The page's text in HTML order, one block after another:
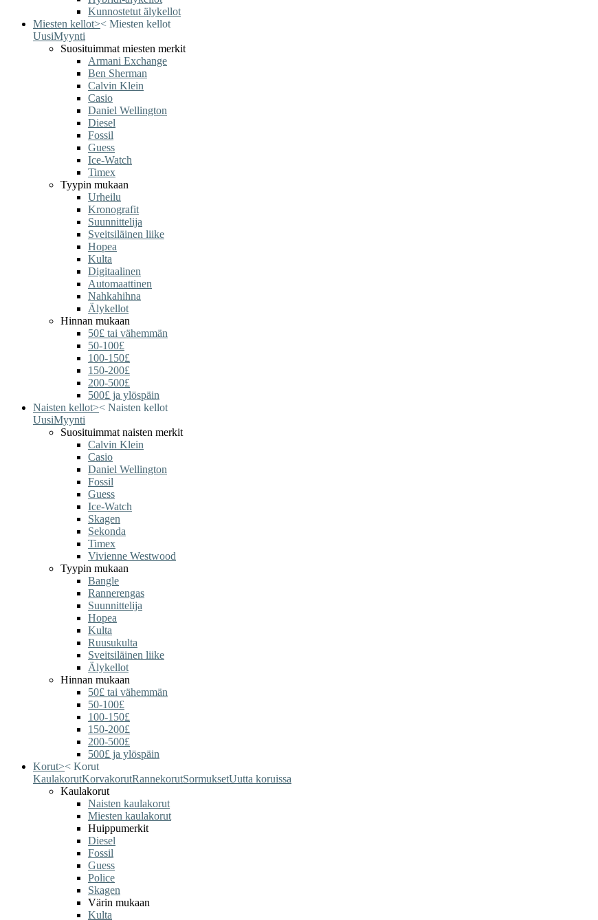
Kunnostetut älykellot
Miesten kellot>< Miesten kellot
UusiMyynti
Suosituimmat miesten merkit
Armani Exchange
Ben Sherman
Calvin Klein
Casio
Daniel Wellington
Diesel
Fossil
Guess
Ice-Watch
Timex
Tyypin mukaan
Urheilu
Kronografit
Suunnittelija
Sveitsiläinen liike
Hopea
Kulta
Digitaalinen
Automaattinen
Nahkahihna
Älykellot
Hinnan mukaan
50£ tai vähemmän
50-100£
100-150£
150-200£
200-500£
500£ ja ylöspäin
Naisten kellot>< Naisten kellot
UusiMyynti
Suosituimmat naisten merkit
Calvin Klein
Casio
Daniel Wellington
Fossil
Guess
Ice-Watch
Skagen
Sekonda
Timex
Vivienne Westwood
Tyypin mukaan
Bangle
Rannerengas
Suunnittelija
Hopea
Kulta
Ruusukulta
Sveitsiläinen liike
Älykellot
Hinnan mukaan
50£ tai vähemmän
50-100£
100-150£
150-200£
200-500£
500£ ja ylöspäin
Korut>< Korut
KaulakorutKorvakorutRannekorutSormuksetUutta koruissa
Kaulakorut
Naisten kaulakorut
Miesten kaulakorut
Huippumerkit
Diesel
Fossil
Guess
Police
Skagen
Värin mukaan
Kulta